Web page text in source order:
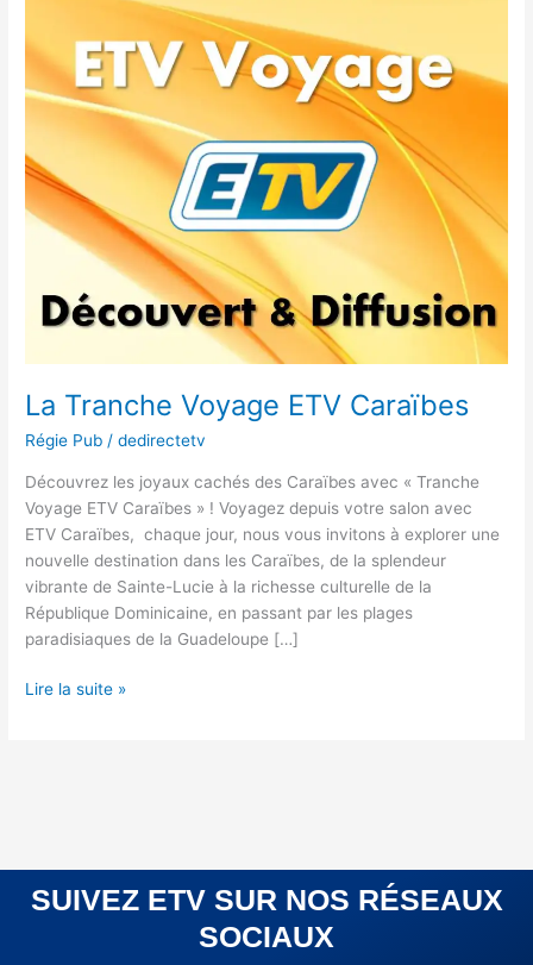
La Tranche Voyage ETV Caraïbes
Régie Pub /dedirectetv
Découvrez les joyaux cachés des Caraïbes avec « Tranche
Voyage ETV Caraïbes » ! Voyagez depuis votre salon avec
ETV Caraïbes, chaque jour, nous vous invitons à explorer une
nouvelle destination dans les Caraïbes, de la splendeur
vibrante de Sainte-Lucie à la richesse culturelle de la
République Dominicaine, en passant par les plages
paradisiaques de la Guadeloupe […]
Lire la suite »
SUIVEZ ETV SUR NOS RÉSEAUX
SOCIAUX